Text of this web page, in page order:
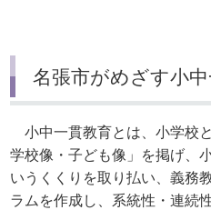
名張市がめざす小
小中一貫教育とは、小学校
学校像・子ども像」を掲げ、
いうくくりを取り払い、義務
ラムを作成し、系統性・連続